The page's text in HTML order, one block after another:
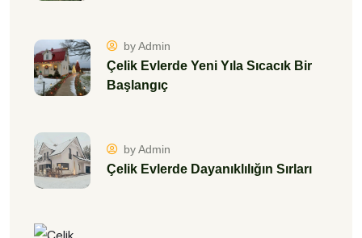
by Admin
Çelik Evlerde Yeni Yıla Sıcacık Bir
Başlangıç
by Admin
Çelik Evlerde Dayanıklılığın Sırları